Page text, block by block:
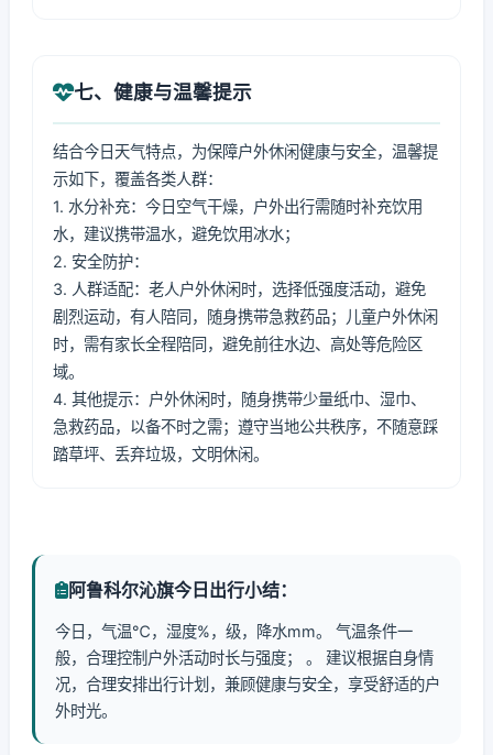
七、健康与温馨提示
结合今日天气特点，为保障户外休闲健康与安全，温馨提
示如下，覆盖各类人群：
1. 水分补充：今日空气干燥，户外出行需随时补充饮用
水，建议携带温水，避免饮用冰水；
2. 安全防护：
3. 人群适配：老人户外休闲时，选择低强度活动，避免
剧烈运动，有人陪同，随身携带急救药品；儿童户外休闲
时，需有家长全程陪同，避免前往水边、高处等危险区
域。
4. 其他提示：户外休闲时，随身携带少量纸巾、湿巾、
急救药品，以备不时之需；遵守当地公共秩序，不随意踩
踏草坪、丢弃垃圾，文明休闲。
阿鲁科尔沁旗今日出行小结：
今日，气温℃，湿度%，级，降水mm。 气温条件一
般，合理控制户外活动时长与强度； 。 建议根据自身情
况，合理安排出行计划，兼顾健康与安全，享受舒适的户
外时光。